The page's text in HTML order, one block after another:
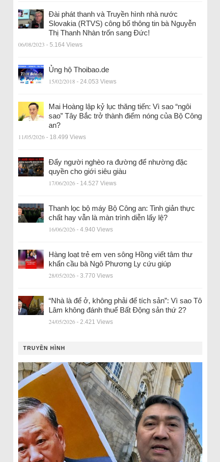
Đài phát thanh và Truyền hình nhà nước
Slovakia (RTVS) công bố thông tin bà Nguyễn
Thị Thanh Nhàn trốn sang Đức!
06/08/2023 - 5.164 Views
Ủng hộ Thoibao.de
15/02/2018 - 24.053 Views
Mai Hoàng lập kỷ lục thăng tiến: Vì sao “ngôi
sao” Tây Bắc trở thành điểm nóng của Bộ Công
an?
11/05/2026 - 18.499 Views
Đẩy người nghèo ra đường để nhường đặc
quyền cho giới siêu giàu
17/06/2026 - 14.527 Views
Thanh lọc bộ máy Bộ Công an: Tinh giản thực
chất hay vẫn là màn trình diễn lấy lệ?
16/06/2026 - 4.940 Views
Hàng loạt trẻ em ven sông Hồng viết tâm thư
khẩn cầu bà Ngô Phương Ly cứu giúp
28/05/2026 - 3.770 Views
“Nhà là để ở, không phải để tích sản”: Vì sao Tô
Lâm không đánh thuế Bất Động sản thứ 2?
24/05/2026 - 2.421 Views
TRUYỀN HÌNH